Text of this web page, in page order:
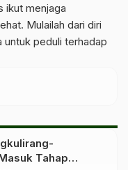
ikut menjaga
Mulailah dari diri
untuk peduli terhadap
Tahap